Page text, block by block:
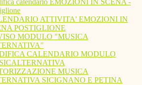
calendario EMOZIONI IN SCENA -
ATTIVITA' EMOZIONI IN
POSTIGLIONE
MODULO "MUSICA
CALENDARIO MODULO
MUSICA
SICIGNANO E PETINA